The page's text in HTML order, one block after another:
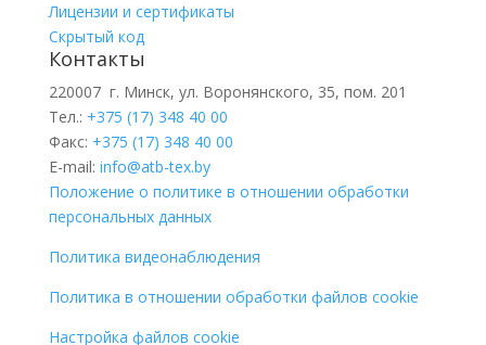
Лицензии и сертификаты
Скрытый код
Контакты
220007 г. Минск, ул. Воронянского, 35, пом. 201
Тел.: +375 (17) 348 40 00
Факс: +375 (17) 348 40 00
E-mail: info@atb-tex.by
Положение о политике в отношении обработки
персональных данных
Политика видеонаблюдения
Политика в отношении обработки файлов cookie
Настройка файлов cookie